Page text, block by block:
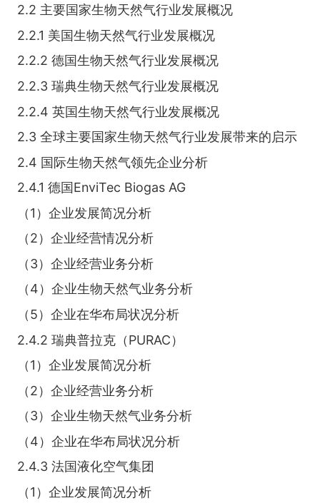
2.2 主要国家生物天然气行业发展概况
2.2.1 美国生物天然气行业发展概况
2.2.2 德国生物天然气行业发展概况
2.2.3 瑞典生物天然气行业发展概况
2.2.4 英国生物天然气行业发展概况
2.3 全球主要国家生物天然气行业发展带来的启示
2.4 国际生物天然气领先企业分析
2.4.1 德国EnviTec Biogas AG
（1）企业发展简况分析
（2）企业经营情况分析
（3）企业经营业务分析
（4）企业生物天然气业务分析
（5）企业在华布局状况分析
2.4.2 瑞典普拉克（PURAC）
（1）企业发展简况分析
（2）企业经营业务分析
（3）企业生物天然气业务分析
（4）企业在华布局状况分析
2.4.3 法国液化空气集团
（1）企业发展简况分析